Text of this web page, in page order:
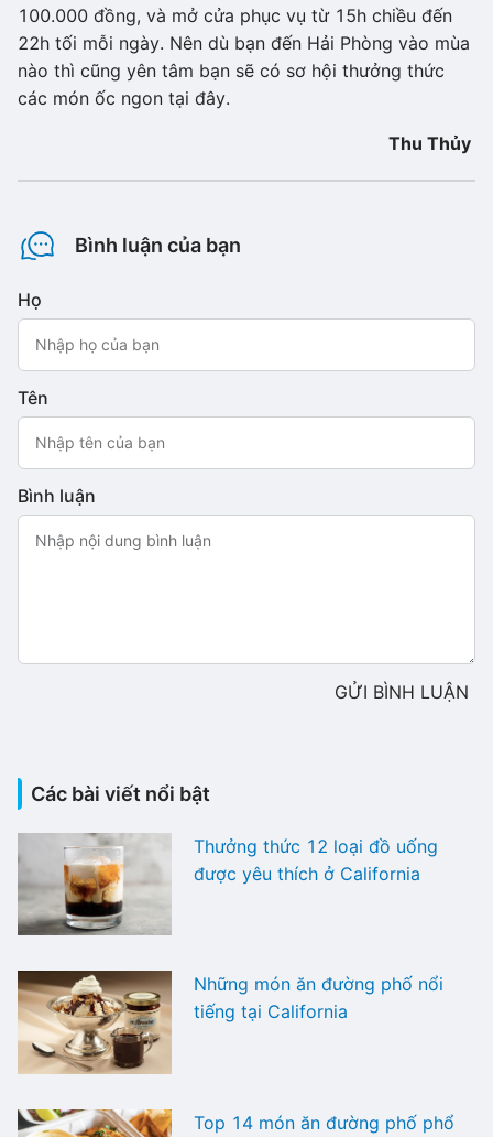
100.000 đồng, và mở cửa phục vụ từ 15h chiều đến
22h tối mỗi ngày. Nên dù bạn đến Hải Phòng vào mùa
nào thì cũng yên tâm bạn sẽ có sơ hội thưởng thức
các món ốc ngon tại đây.
Thu Thủy
Bình luận của bạn
Họ
Tên
Bình luận
GỬI BÌNH LUẬN
Các bài viết nổi bật
Thưởng thức 12 loại đồ uống
được yêu thích ở California
Những món ăn đường phố nổi
tiếng tại California
Top 14 món ăn đường phố phổ